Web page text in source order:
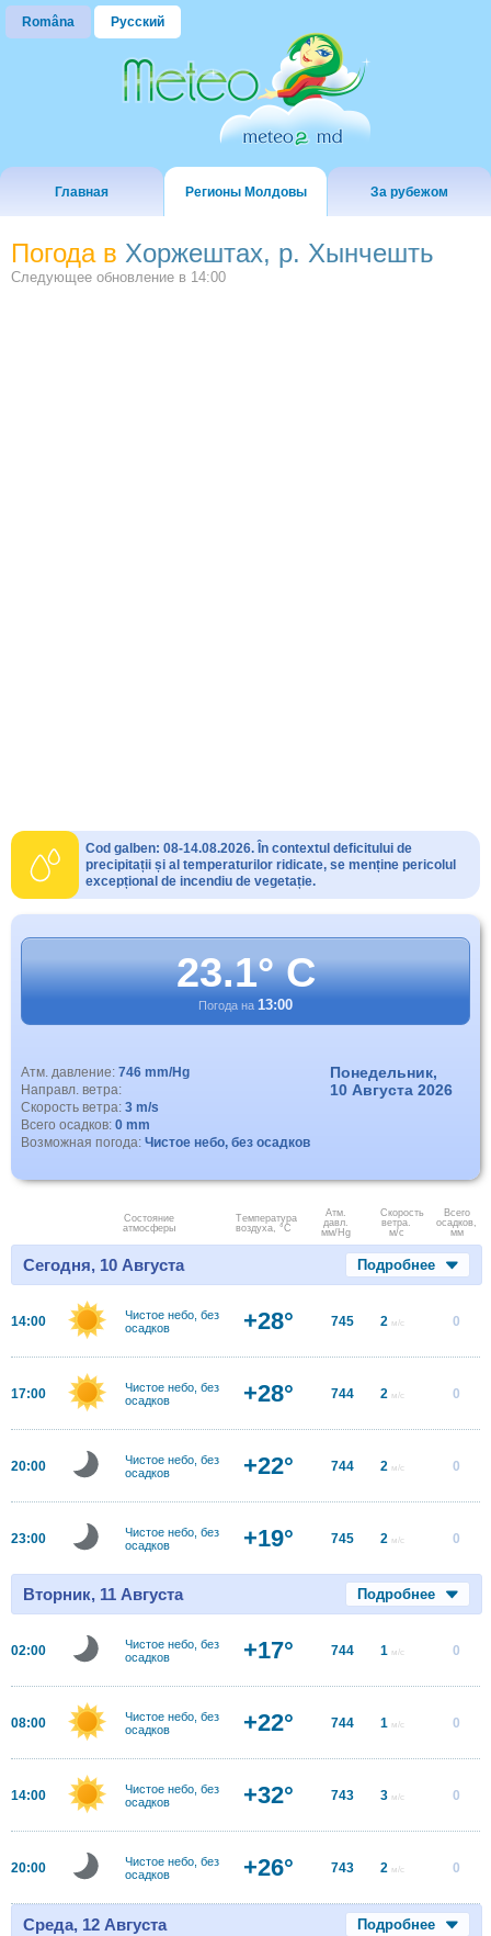
Româna Русский
Главная Регионы Молдовы За рубежом
Погода в Хоржештах, р. Хынчешть
Следующее обновление в 14:00
Cod galben: 08-14.08.2026. În contextul deficitului de
precipitații și al temperaturilor ridicate, se menține pericolul
excepțional de incendiu de vegetație.
23.1° C
Погода на 13:00
Атм. давление: 746 mm/Hg
Направл. ветра:
Скорость ветра: 3 m/s
Всего осадков: 0 mm
Возможная погода: Чистое небо, без осадков
Понедельник,
10 Августа 2026
Состояние
атмосферы
Температура
воздуха, °C
Атм.
давл.
мм/Hg
Скорость
ветра.
м/с
Всего
осадков,
мм
Сегодня, 10 Августа Подробнее
14:00
Чистое небо, без
осадков
+28° 745 2 м/с 0
17:00
Чистое небо, без
осадков
+28° 744 2 м/с 0
20:00
Чистое небо, без
осадков
+22° 744 2 м/с 0
23:00
Чистое небо, без
осадков
+19° 745 2 м/с 0
Вторник, 11 Августа Подробнее
02:00
Чистое небо, без
осадков
+17° 744 1 м/с 0
08:00
Чистое небо, без
осадков
+22° 744 1 м/с 0
14:00
Чистое небо, без
осадков
+32° 743 3 м/с 0
20:00
Чистое небо, без
осадков
+26° 743 2 м/с 0
Среда, 12 Августа Подробнее